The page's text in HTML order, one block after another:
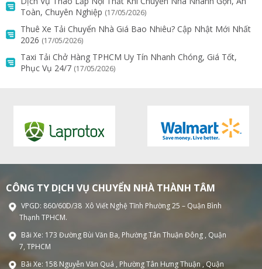
Toàn, Chuyên Nghiệp (17/05/2026)
Thuê Xe Tải Chuyển Nhà Giá Bao Nhiêu? Cập Nhật Mới Nhất
2026 (17/05/2026)
Taxi Tải Chở Hàng TPHCM Uy Tín Nhanh Chóng, Giá Tốt,
Phục Vụ 24/7 (17/05/2026)
CÔNG TY DỊCH VỤ CHUYỂN NHÀ THÀNH TÂM
VPGD: 860/60D/38 Xô Viết Nghệ Tĩnh Phường 25 – Quận Bình
Thạnh TPHCM.
Bãi Xe: 173 Đường Bùi Văn Ba, Phường Tân Thuận Đông , Quận
7, TPHCM
Bãi Xe: 158 Nguyễn Văn Quá , Phường Tân Hưng Thuận , Quận